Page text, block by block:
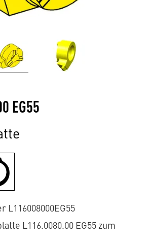
EG55
L116008000EG55
L116.0080.00 EG55 zum